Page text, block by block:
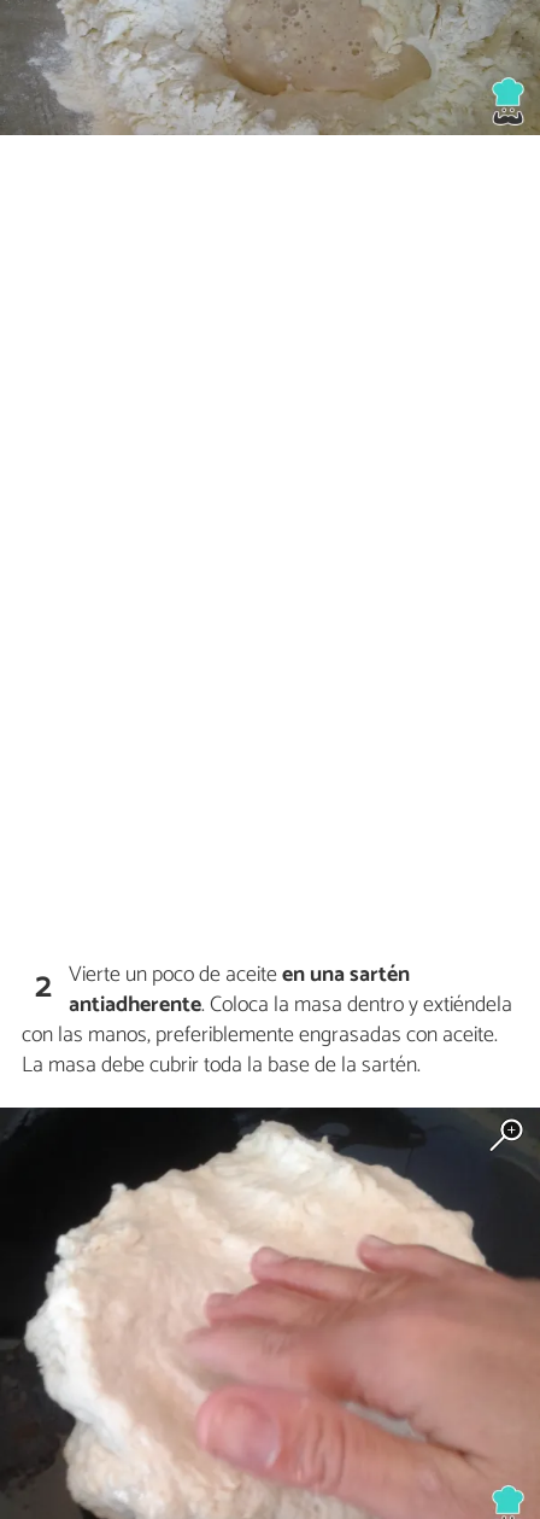
2 Vierte un poco de aceiteen una sartén
antiadherente. Coloca la masa dentro y extiéndela
con las manos, preferiblemente engrasadas con aceite.
La masa debe cubrir toda la base de la sartén.